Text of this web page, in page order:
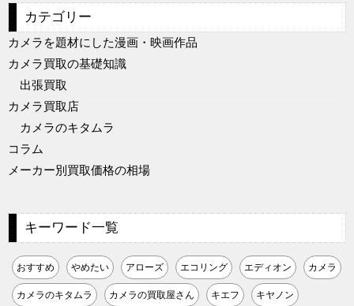
カテゴリー
カメラを題材にした漫画・映画作品
カメラ買取の基礎知識
出張買取
カメラ買取店
カメラのキタムラ
コラム
メーカー別買取価格の相場
キーワード一覧
おすすめ やめたい アローズ エコリング エディオン カメラ
カメラのキタムラ カメラの買取屋さん キエフ キヤノン